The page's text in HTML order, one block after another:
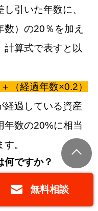
無料相談
引いた年数に、
）の20％を加え
計算式で表すと以
（経過年数×0.2）
経過している資産
年数の20%に相当
。
何ですか？
上の扱いは大き